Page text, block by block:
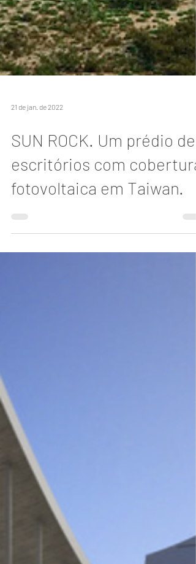
21 de jan. de 2022
SUN ROCK. Um prédio de
escritórios com cobertura
fotovoltaica em Taiwan.